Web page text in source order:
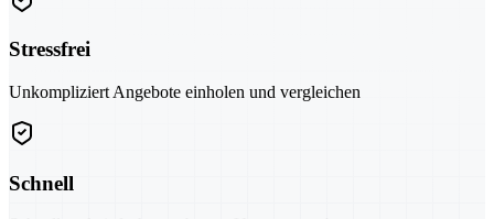
Stressfrei
Unkompliziert Angebote einholen und vergleichen
Schnell